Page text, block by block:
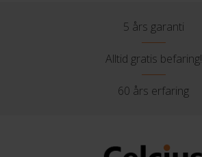
5 års garanti
Alltid gratis befaring!
60 års erfaring